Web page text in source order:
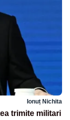
Ionuț Nichita
trimite militari